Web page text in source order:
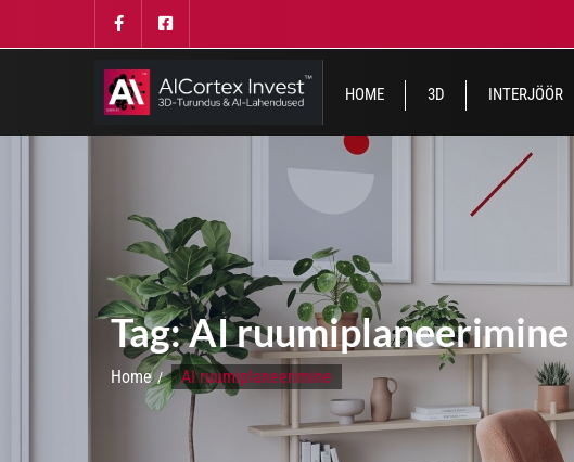
HOME 3D INTERJÖÖR
Tag:AI ruumiplaneerimine
Home AI ruumiplaneerimine